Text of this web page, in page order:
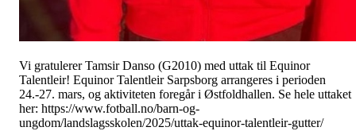
Vi gratulerer Tamsir Danso (G2010) med uttak til Equinor
Talentleir! Equinor Talentleir Sarpsborg arrangeres i perioden
24.-27. mars, og aktiviteten foregår i Østfoldhallen. Se hele uttaket
her: https://www.fotball.no/barn-og-
ungdom/landslagsskolen/2025/uttak-equinor-talentleir-gutter/